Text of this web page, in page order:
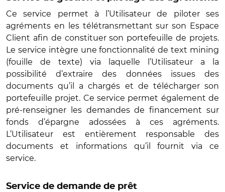
Ce service permet à l’Utilisateur de piloter ses
agréments en les télétransmettant sur son Espace
Client afin de constituer son portefeuille de projets.
Le service intègre une fonctionnalité de text mining
(fouille de texte) via laquelle l’Utilisateur a la
possibilité d’extraire des données issues des
documents qu’il a chargés et de télécharger son
portefeuille projet. Ce service permet également de
pré-renseigner les demandes de financement sur
fonds d’épargne adossées à ces agréments.
L’Utilisateur est entièrement responsable des
documents et informations qu’il fournit via ce
service.
Service de demande de prêt